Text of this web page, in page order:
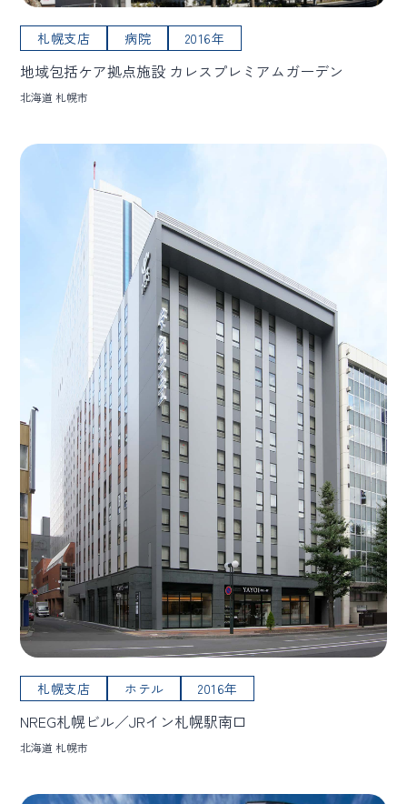
札幌支店 病院 2016年
地域包括ケア拠点施設 カレスプレミアムガーデン
北海道 札幌市
札幌支店 ホテル 2016年
NREG札幌ビル／JRイン札幌駅南口
北海道 札幌市